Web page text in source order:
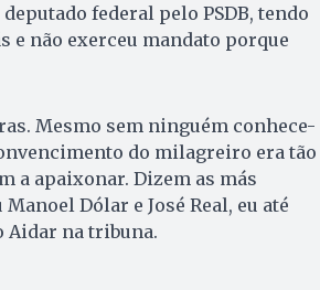
federal pelo PSDB, tendo
e não exerceu mandato porque
Mesmo sem ninguém conhece-
do milagreiro era tão
a apaixonar. Dizem as más
Dólar e José Real, eu até
Aidar na tribuna.